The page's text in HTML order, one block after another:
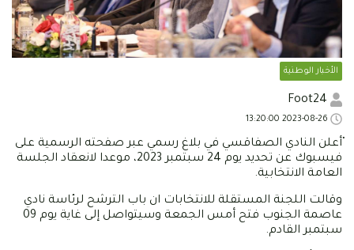
الأخبار الوطنية
ْأعلن النادي الصفاقسي في بلاغ رسمي عبر صفحته الرسمية على
فيسبوك عن تحديد يوم 24 سبتمبر 2023، موعدا لانعقاد الجلسة
العامة الانتخابية.
وقالت اللجنة المستقلة للانتخابات ان باب الترشح لرئاسة نادي
عاصمة الجنوب فتح أمس الجمعة وسيتواصل إلى غاية يوم 09
سبتمبر القادم.